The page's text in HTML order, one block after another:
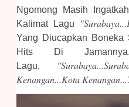
Ngomong Masih
Kalimat Lagu
Yang Diucapkan
Hits Di
Lagu,
Kenangan...kota